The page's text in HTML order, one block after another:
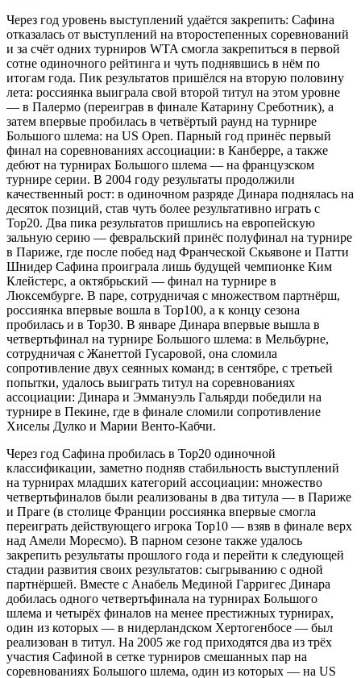
Через год уровень выступлений удаётся закрепить: Сафина
отказалась от выступлений на второстепенных соревнований
и за счёт одних турниров WTA смогла закрепиться в первой
сотне одиночного рейтинга и чуть поднявшись в нём по
итогам года. Пик результатов пришёлся на вторую половину
лета: россиянка выиграла свой второй титул на этом уровне
— в Палермо (переиграв в финале Катарину Среботник), а
затем впервые пробилась в четвёртый раунд на турнире
Большого шлема: на US Open. Парный год принёс первый
финал на соревнованиях ассоциации: в Канберре, а также
дебют на турнирах Большого шлема — на французском
турнире серии. В 2004 году результаты продолжили
качественный рост: в одиночном разряде Динара поднялась на
десяток позиций, став чуть более результативно играть с
Top20. Два пика результатов пришлись на европейскую
зальную серию — февральский принёс полуфинал на турнире
в Париже, где после побед над Франческой Скьявоне и Патти
Шнидер Сафина проиграла лишь будущей чемпионке Ким
Клейстерс, а октябрьский — финал на турнире в
Люксембурге. В паре, сотрудничая с множеством партнёрш,
россиянка впервые вошла в Top100, а к концу сезона
пробилась и в Top30. В январе Динара впервые вышла в
четвертьфинал на турнире Большого шлема: в Мельбурне,
сотрудничая с Жанеттой Гусаровой, она сломила
сопротивление двух сеянных команд; в сентябре, с третьей
попытки, удалось выиграть титул на соревнованиях
ассоциации: Динара и Эммануэль Гальярди победили на
турнире в Пекине, где в финале сломили сопротивление
Хиселы Дулко и Марии Венто-Кабчи.
Через год Сафина пробилась в Top20 одиночной
классификации, заметно подняв стабильность выступлений
на турнирах младших категорий ассоциации: множество
четвертьфиналов были реализованы в два титула — в Париже
и Праге (в столице Франции россиянка впервые смогла
переиграть действующего игрока Top10 — взяв в финале верх
над Амели Моресмо). В парном сезоне также удалось
закрепить результаты прошлого года и перейти к следующей
стадии развития своих результатов: сыгрыванию с одной
партнёршей. Вместе с Анабель Мединой Гарригес Динара
добилась одного четвертьфинала на турнирах Большого
шлема и четырёх финалов на менее престижных турнирах,
один из которых — в нидерландском Хертогенбосе — был
реализован в титул. На 2005 же год приходятся два из трёх
участия Сафиной в сетке турниров смешанных пар на
соревнованиях Большого шлема, один из которых — на US